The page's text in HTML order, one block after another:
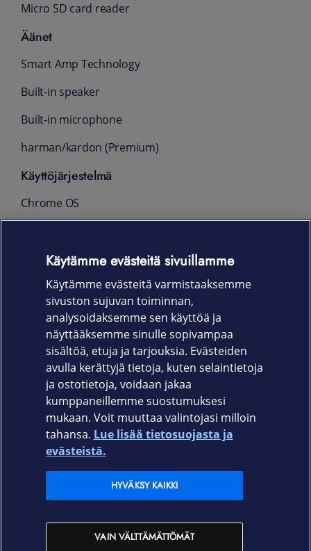
Micro SD card reader
Äänet
Smart Amp Technology
Built-in speaker
Built-in microphone
harman/kardon (Premium)
Käyttöjärjestelmä
Chrome OS
32.09 x 20.65 x 1.57 ~ 1.57 cm
1.40 kg
Takuu
24 kk
Elisa.fi
Elisan myymälät
Käytämme evästeitä sivuillamme
Käytämme evästeitä varmistaaksemme
sivuston sujuvan toiminnan,
analysoidaksemme sen käyttöä ja
näyttääksemme sinulle sopivampaa
sisältöä, etuja ja tarjouksia. Evästeiden
avulla kerättyjä tietoja, kuten selaintietoja
ja ostotietoja, voidaan jakaa
kumppaneillemme suostumuksesi
mukaan. Voit muuttaa valintojasi milloin
tahansa. Lue lisää tietosuojasta ja
evästeistä.
VAIN VÄLTTÄMÄTTÖMÄT
HYVÄKSY KAIKKI